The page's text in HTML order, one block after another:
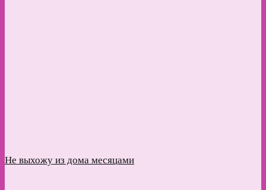
Не выхожу из дома месяцами